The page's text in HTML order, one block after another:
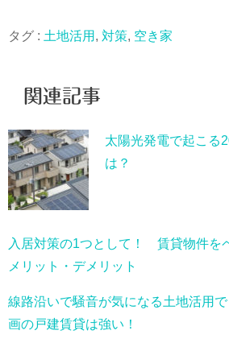
タグ : 土地活用 , 対策, 空き家
関連記事
太陽光発電で起こる
は？
入居対策の1つとして！ 賃貸物件を
メリット・デメリット
線路沿いで騒音が気になる土地活用
画の戸建賃貸は強い！